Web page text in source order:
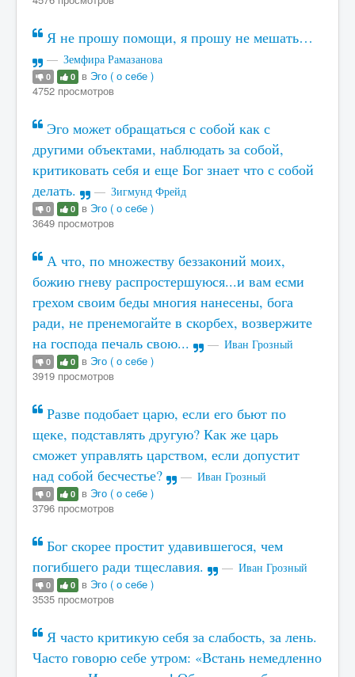
Я не прошу помощи, я прошу не мешать…
Земфира Рамазанова
0 0 в Эго ( о себе )
4752 просмотров
Эго может обращаться с собой как с
другими объектами, наблюдать за собой,
критиковать себя и еще Бог знает что с собой
делать.
Зигмунд Фрейд
0 0 в Эго ( о себе )
3649 просмотров
А что, по множеству беззаконий моих,
божию гневу распростершуюся...и вам есми
грехом своим беды многия нанесены, бога
ради, не пренемогайте в скорбех, возвержите
на господа печаль свою...
Иван Грозный
0 0 в Эго ( о себе )
3919 просмотров
Разве подобает царю, если его бьют по
щеке, подставлять другую? Как же царь
сможет управлять царством, если допустит
над собой бесчестье?
Иван Грозный
0 0 в Эго ( о себе )
3796 просмотров
Бог скорее простит удавившегося, чем
погибшего ради тщеславия.
Иван Грозный
0 0 в Эго ( о себе )
3535 просмотров
Я часто критикую себя за слабость, за лень.
Часто говорю себе утром: «Встань немедленно